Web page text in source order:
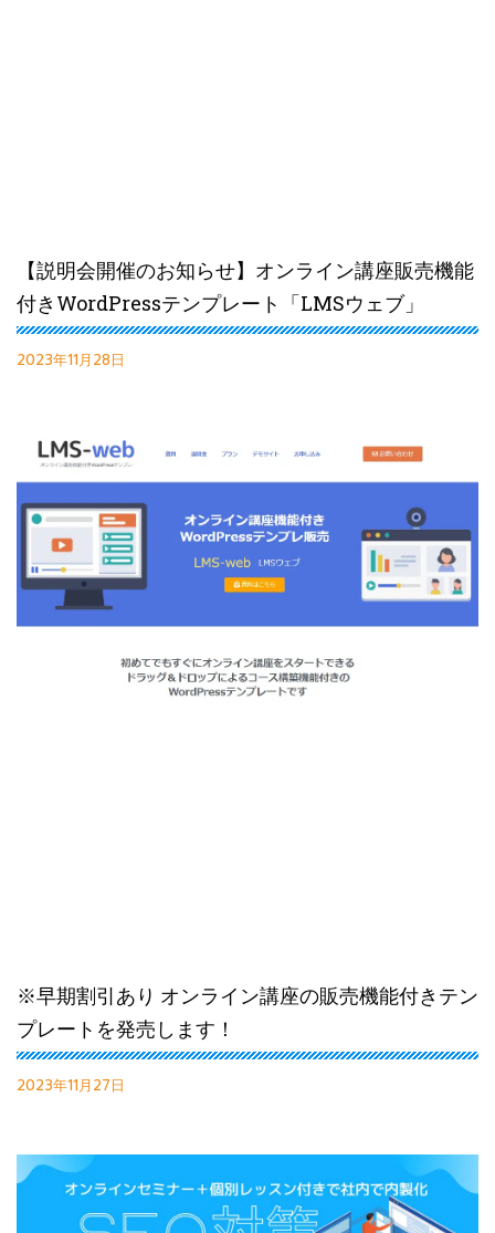
【説明会開催のお知らせ】オンライン講座販売機能
付きWordPressテンプレート「LMSウェブ」
2023年11月28日
※早期割引あり オンライン講座の販売機能付きテン
プレートを発売します！
2023年11月27日